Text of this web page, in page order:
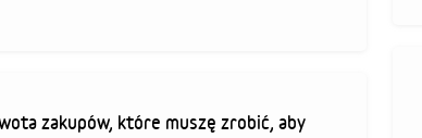
zakupów, które muszę zrobić, aby